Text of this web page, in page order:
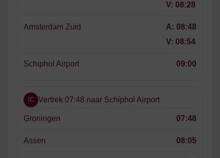
V: 08:28
Amsterdam Zuid A: 08:48
V: 08:54
Schiphol Airport 09:00
IC Vertrek 07:48 naar Schiphol Airport
Groningen 07:48
Assen 08:05